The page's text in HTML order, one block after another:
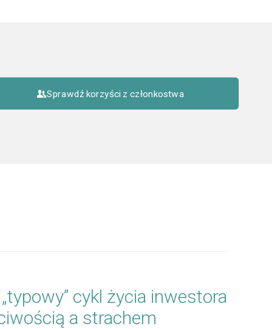
Sprawdź korzyści z członkostwa
cykl życia inwestora
a strachem